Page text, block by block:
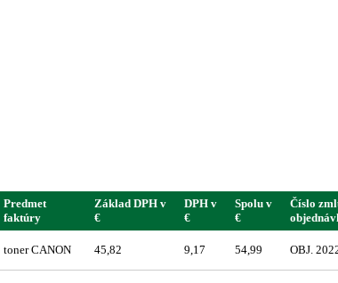
Predmet
faktúry
Základ DPH v
€
DPH v
€
Spolu v
€
Číslo
toner CANON 45,82 9,17 54,99 OBJ.